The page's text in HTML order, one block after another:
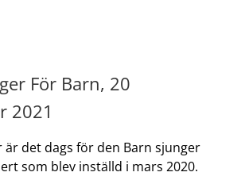
För Barn, 20
2021
är det dags för den Barn sjunger
som blev inställd i mars 2020.